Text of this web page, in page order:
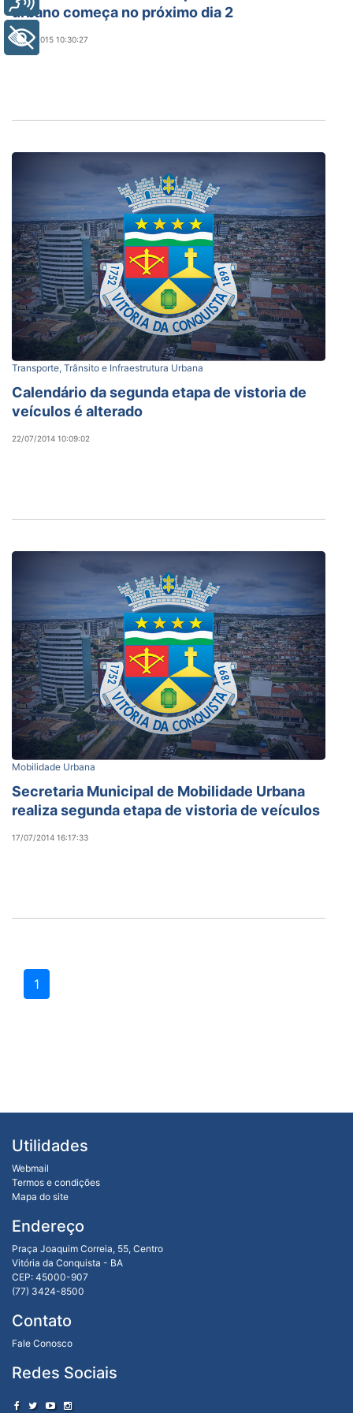
urbano começa no próximo dia 2
19/01/2015 10:30:27
Transporte, Trânsito e Infraestrutura Urbana
Calendário da segunda etapa de vistoria de
veículos é alterado
22/07/2014 10:09:02
Mobilidade Urbana
Secretaria Municipal de Mobilidade Urbana
realiza segunda etapa de vistoria de veículos
17/07/2014 16:17:33
1
Utilidades
Webmail
Termos e condições
Mapa do site
Endereço
Praça Joaquim Correia, 55, Centro
Vitória da Conquista - BA
CEP: 45000-907
(77) 3424-8500
Contato
Fale Conosco
Redes Sociais
+ Acessibilidade